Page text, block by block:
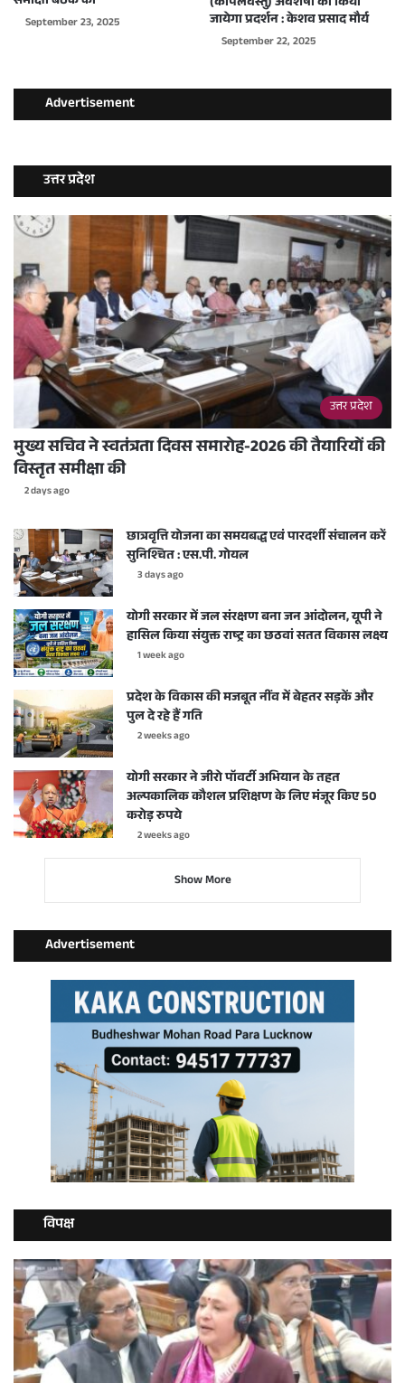
September 23, 2025 जायेगा प्रदर्शन : केशव प्रसाद मौर्य
September 22, 2025
Advertisement
उत्तर प्रदेश
उत्तर प्रदेश
मुख्य सचिव ने स्वतंत्रता दिवस समारोह-2026 की तैयारियों की
विस्तृत समीक्षा की
2 days ago
छात्रवृत्ति योजना का समयबद्ध एवं पारदर्शी संचालन करें
सुनिश्चित : एस.पी. गोयल
3 days ago
योगी सरकार में जल संरक्षण बना जन आंदोलन, यूपी ने
हासिल किया संयुक्त राष्ट्र का छठवां सतत विकास लक्ष्य
1 week ago
प्रदेश के विकास की मजबूत नींव में बेहतर सड़कें और
पुल दे रहे हैं गति
2 weeks ago
योगी सरकार ने जीरो पॉवर्टी अभियान के तहत
अल्पकालिक कौशल प्रशिक्षण के लिए मंजूर किए 50
करोड़ रुपये
2 weeks ago
Show More
Advertisement
विपक्ष